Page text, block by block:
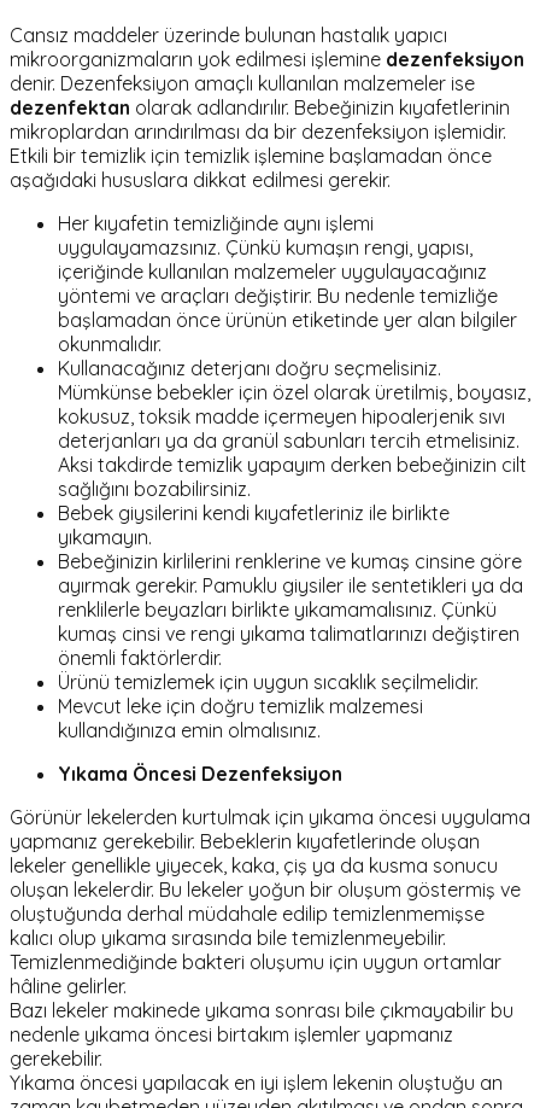
Cansız maddeler üzerinde bulunan hastalık yapıcı
mikroorganizmaların yok edilmesi işlemine dezenfeksiyon
denir. Dezenfeksiyon amaçlı kullanılan malzemeler ise
dezenfektan olarak adlandırılır. Bebeğinizin kıyafetlerinin
mikroplardan arındırılması da bir dezenfeksiyon işlemidir.
Etkili bir temizlik için temizlik işlemine başlamadan önce
aşağıdaki hususlara dikkat edilmesi gerekir.
Her kıyafetin temizliğinde aynı işlemi
uygulayamazsınız. Çünkü kumaşın rengi, yapısı,
içeriğinde kullanılan malzemeler uygulayacağınız
yöntemi ve araçları değiştirir. Bu nedenle temizliğe
başlamadan önce ürünün etiketinde yer alan bilgiler
okunmalıdır.
Kullanacağınız deterjanı doğru seçmelisiniz.
Mümkünse bebekler için özel olarak üretilmiş, boyasız,
kokusuz, toksik madde içermeyen hipoalerjenik sıvı
deterjanları ya da granül sabunları tercih etmelisiniz.
Aksi takdirde temizlik yapayım derken bebeğinizin cilt
sağlığını bozabilirsiniz.
Bebek giysilerini kendi kıyafetleriniz ile birlikte
yıkamayın.
Bebeğinizin kirlilerini renklerine ve kumaş cinsine göre
ayırmak gerekir. Pamuklu giysiler ile sentetikleri ya da
renklilerle beyazları birlikte yıkamamalısınız. Çünkü
kumaş cinsi ve rengi yıkama talimatlarınızı değiştiren
önemli faktörlerdir.
Ürünü temizlemek için uygun sıcaklık seçilmelidir.
Mevcut leke için doğru temizlik malzemesi
kullandığınıza emin olmalısınız.
Yıkama Öncesi Dezenfeksiyon
Görünür lekelerden kurtulmak için yıkama öncesi uygulama
yapmanız gerekebilir. Bebeklerin kıyafetlerinde oluşan
lekeler genellikle yiyecek, kaka, çiş ya da kusma sonucu
oluşan lekelerdir. Bu lekeler yoğun bir oluşum göstermiş ve
oluştuğunda derhal müdahale edilip temizlenmemişse
kalıcı olup yıkama sırasında bile temizlenmeyebilir.
Temizlenmediğinde bakteri oluşumu için uygun ortamlar
hâline gelirler.
Bazı lekeler makinede yıkama sonrası bile çıkmayabilir bu
nedenle yıkama öncesi birtakım işlemler yapmanız
gerekebilir.
Yıkama öncesi yapılacak en iyi işlem lekenin oluştuğu an